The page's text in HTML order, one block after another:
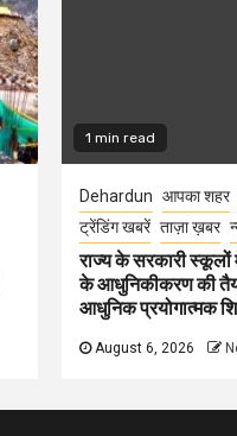
1 min read
Dehardun आपका शहर
ट्रेंडिंग खबरें ताज़ा ख़बर
राज्य के सरकारी स्कूलों
के आधुनिकीकरण की
आधुनिक प्रयोगात्मक
August 6, 2026